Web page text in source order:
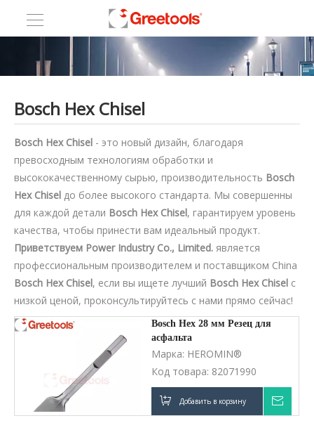
Bosch Hex Chisel
Bosch Hex Chisel - это новый дизайн, благодаря
превосходным технологиям обработки и
высококачественному сырью, производительность Bosch
Hex Chisel до более высокого стандарта. Мы совершенны
для каждой детали Bosch Hex Chisel, гарантируем уровень
качества, чтобы принести вам идеальный продукт.
Приветствуем Power Industry Co., Limited. является
профессиональным производителем и поставщиком China
Bosch Hex Chisel, если вы ищете лучший Bosch Hex Chisel с
низкой ценой, проконсультируйтесь с нами прямо сейчас!
Bosch Hex 28 мм Резец для
асфальта
Марка: HEROMIN®
Код товара: 82071990
Добавить в корзину